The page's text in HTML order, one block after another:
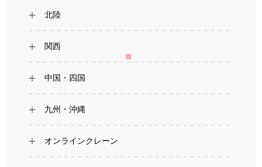
北陸
関西
中国・四国
九州・沖縄
オンラインクレーン